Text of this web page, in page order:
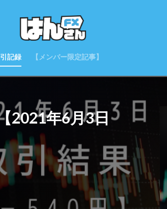
記録 【メンバー限定記事】
2021年6月3日